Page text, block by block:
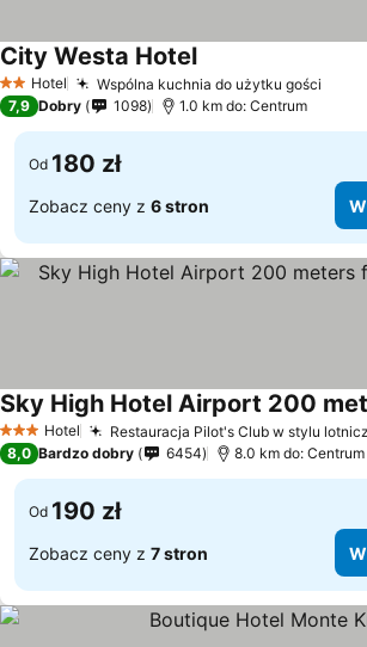
2 Kategoria
Hotel Wspólna kuchnia do użytku gości
City Westa Hotel
7,9 Dobry 1098 1.0 km do: Centrum
Od 180 zł
Zobacz ceny z 6 stron
3 Kategoria
Hotel Restauracja Pilot's Club w stylu
8,0 Bardzo dobry 6454 8.0 km do: Centrum
Od 190 zł
Zobacz ceny z 7 stron